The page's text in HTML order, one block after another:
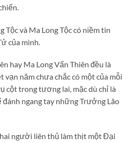
Tộc và Ma Long Tộc có niềm tin
của mình.
hay Ma Long Vấn Thiên đều là
vạn năm chưa chắc có một của mỗi
cột trong tương lai, mặc dù chỉ là
ngang tay những Trưởng Lão
người liên thủ làm thịt một Đại